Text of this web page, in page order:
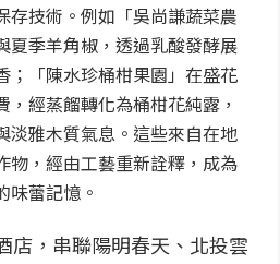
存技術。例如「吳尚謙蔬菜農
夏季羊角椒，透過乳酸發酵展
；「陳水珍桶柑果園」在盛花
經蒸餾轉化為桶柑花純露，
淡雅木質氣息。這些來自在地
物，經由工藝重新詮釋，成為
味蕾記憶。